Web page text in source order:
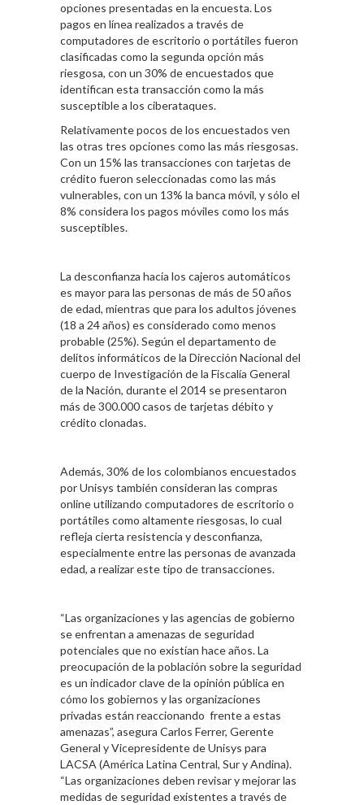
opciones presentadas en la encuesta. Los
pagos en línea realizados a través de
computadores de escritorio o portátiles fueron
clasificadas como la segunda opción más
riesgosa, con un 30% de encuestados que
identifican esta transacción como la más
susceptible a los ciberataques.
Relativamente pocos de los encuestados ven
las otras tres opciones como las más riesgosas.
Con un 15% las transacciones con tarjetas de
crédito fueron seleccionadas como las más
vulnerables, con un 13% la banca móvil, y sólo el
8% considera los pagos móviles como los más
susceptibles.
La desconfianza hacia los cajeros automáticos
es mayor para las personas de más de 50 años
de edad, mientras que para los adultos jóvenes
(18 a 24 años) es considerado como menos
probable (25%). Según el departamento de
delitos informáticos de la Dirección Nacional del
cuerpo de Investigación de la Fiscalía General
de la Nación, durante el 2014 se presentaron
más de 300.000 casos de tarjetas débito y
crédito clonadas.
Además, 30% de los colombianos encuestados
por Unisys también consideran las compras
online utilizando computadores de escritorio o
portátiles como altamente riesgosas, lo cual
refleja cierta resistencia y desconfianza,
especialmente entre las personas de avanzada
edad, a realizar este tipo de transacciones.
“Las organizaciones y las agencias de gobierno
se enfrentan a amenazas de seguridad
potenciales que no existían hace años. La
preocupación de la población sobre la seguridad
es un indicador clave de la opinión pública en
cómo los gobiernos y las organizaciones
privadas están reaccionando frente a estas
amenazas”, asegura Carlos Ferrer, Gerente
General y Vicepresidente de Unisys para
LACSA (América Latina Central, Sur y Andina).
“Las organizaciones deben revisar y mejorar las
medidas de seguridad existentes a través de